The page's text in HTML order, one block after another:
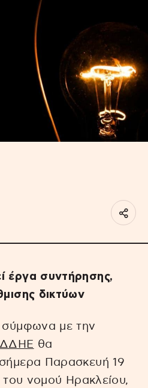
έργα συντήρησης,
δικτύων
σύμφωνα με την
θα
Παρασκευή 19
του νομού Ηρακλείου,